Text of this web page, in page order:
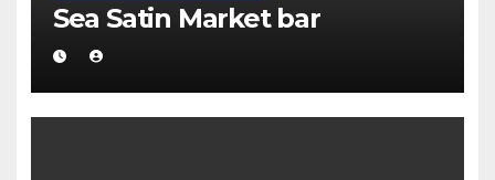
Sea Satin Market bar